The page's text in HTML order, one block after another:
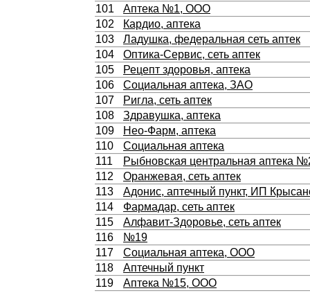
101
Аптека №1, ООО
102
Кардио, аптека
103
Ладушка, федеральная сеть аптек
104
Оптика-Сервис, сеть аптек
105
Рецепт здоровья, аптека
106
Социальная аптека, ЗАО
107
Ригла, сеть аптек
108
Здравушка, аптека
109
Нео-Фарм, аптека
110
Социальная аптека
111
Рыбновская центральная аптека
112
Оранжевая, сеть аптек
113
Адонис, аптечный пункт, ИП
114
Фармадар, сеть аптек
115
Алфавит-Здоровье, сеть аптек
116
№19
117
Социальная аптека, ООО
118
Аптечный пункт
119
Аптека №15, ООО